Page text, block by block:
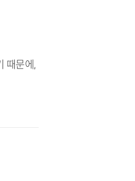
때문에,